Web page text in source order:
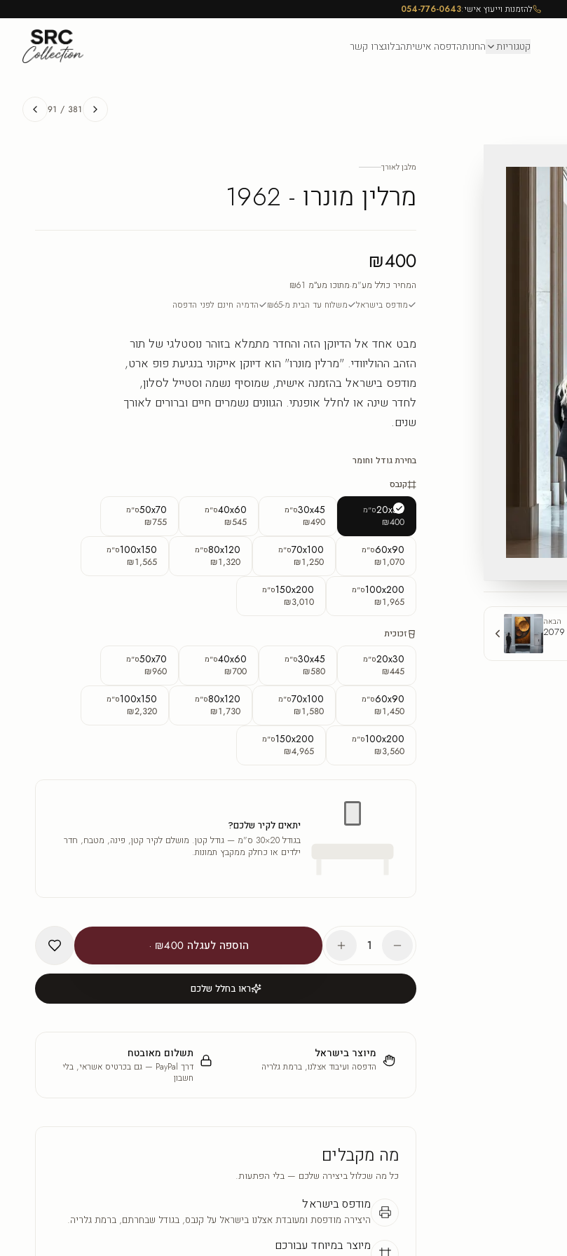
להזמנות וייעוץ אישי:054-776-0643
קטגוריות החנותהדפסה אישיתהבלוגצרו קשר
91 / 381
הבאה
מלבן לאורך
מרלין מונרו - 1962
₪400
המחיר כולל מע"מ·מתוכו מע״מ ₪61
מודפס בישראל
משלוח עד הבית מ-₪65 הדמיה חינם לפני הדפסה
מבט אחד אל הדיוקן הזה והחדר מתמלא בזוהר נוסטלגי של תור
הזהב ההוליוודי. "מרלין מונרו" הוא דיוקן אייקוני בנגיעת פופ ארט,
מודפס בישראל בהזמנה אישית, שמוסיף נשמה וסטייל לסלון,
לחדר שינה או לחלל אופנתי. הגוונים נשמרים חיים וברורים לאורך
שנים.
בחירת גודל וחומר
קנבס
20x30ס"מ
₪400
30x45ס"מ
₪490
40x60ס"מ
₪545
50x70ס"מ
₪755
60x90ס"מ
₪1,070
70x100ס"מ
₪1,250
80x120ס"מ
₪1,320
100x150ס"מ
₪1,565
100x200ס"מ
₪1,965
150x200ס"מ
₪3,010
זכוכית
20x30ס"מ
₪445
30x45ס"מ
₪580
40x60ס"מ
₪700
50x70ס"מ
₪960
60x90ס"מ
₪1,450
70x100ס"מ
₪1,580
80x120ס"מ
₪1,730
100x150ס"מ
₪2,320
100x200ס"מ
₪3,560
150x200ס"מ
₪4,965
יתאים לקיר שלכם?
בגודל 20×30 ס"מ — גודל קטן. מושלם לקיר קטן, פינה, מטבח, חדר
ילדים או כחלק ממקבץ תמונות.
1 הוספה לעגלה · ₪400
ראו בחלל שלכם
מיוצר בישראל
הדפסה ועיבוד אצלנו, ברמת גלריה
תשלום מאובטח
דרך PayPal — גם בכרטיס אשראי, בלי
חשבון
מה מקבלים
כל מה שכלול ביצירה שלכם — בלי הפתעות.
מודפס בישראל
היצירה מודפסת ומעובדת אצלנו בישראל על קנבס, בגודל שבחרתם, ברמת גלריה.
מיוצר במיוחד עבורכם